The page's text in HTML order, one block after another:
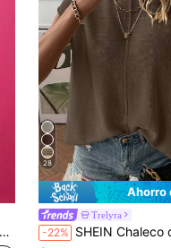
28
Ahorro
Trelyra
-22% SHEIN Chaleco de punto holgado de unicolor con mangas cortas, estilo